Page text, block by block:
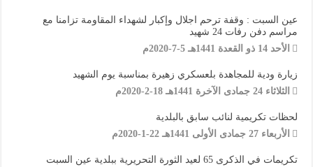
عين السبت : وقفة ترحم اجلال وإكبار لشهداء المقاومة تزامنا مع
مراسم دفن رفات 24 شهيد
الأحد 14 ذو القعدة 1441هـ 5-7-2020م
زيارة ودية للمجاهدة بلعسكري زهيرة بمناسبة يوم الشهيد
الثلاثاء 24 جمادى الآخرة 1441هـ 18-2-2020م
لحظات تكريمية لنائب سابق بالبلدية
الأربعاء 27 جمادى الأولى 1441هـ 22-1-2020م
تكريمات في الذكرى 65 لعيد الثورة التحريرية ببلدية عين السبت